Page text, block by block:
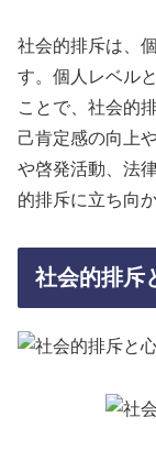
社会的排斥は、
す。個人レベル
ことで、社会的
己肯定感の向上
や啓発活動、法
的排斥に立ち向
社会的排斥